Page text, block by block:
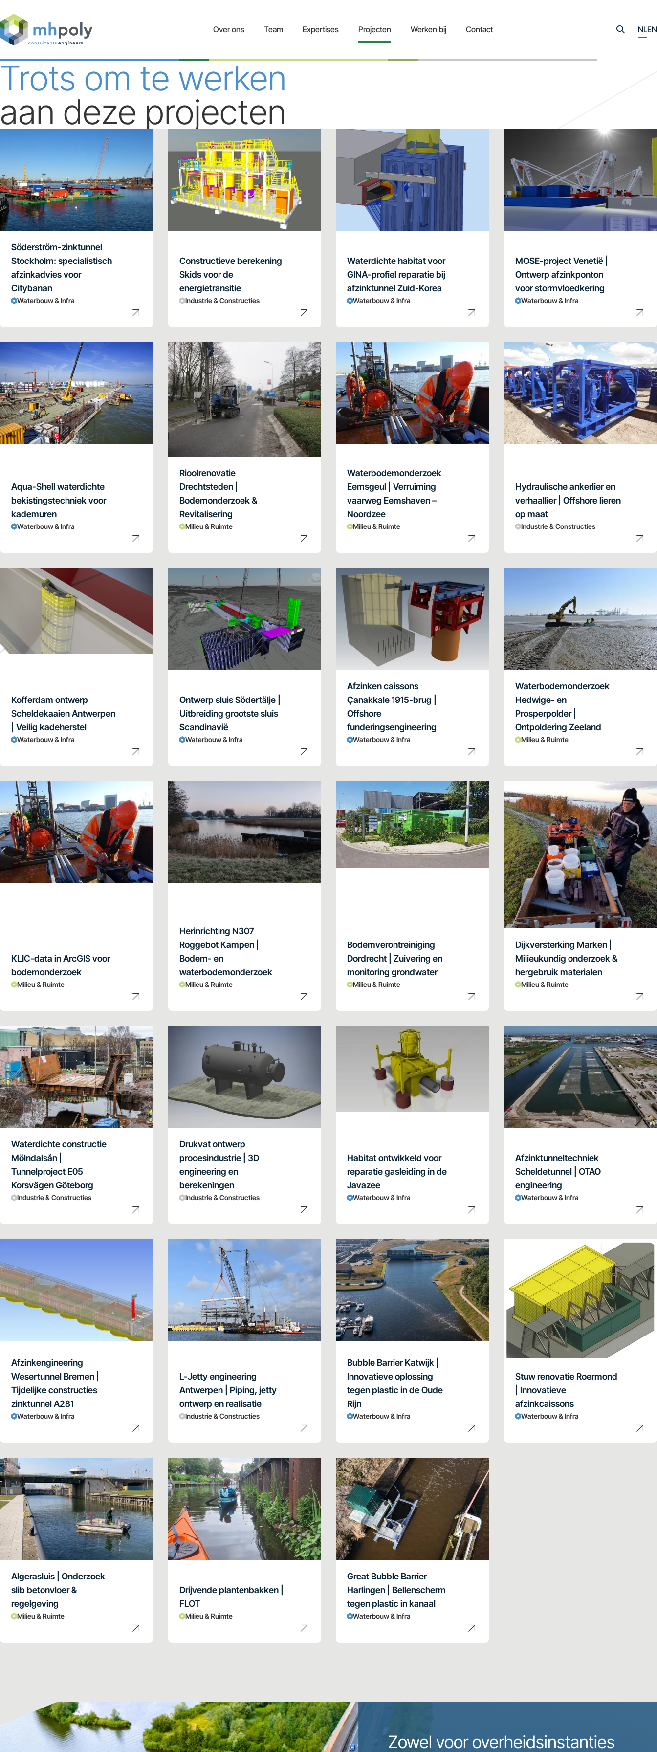
Over ons Team Expertises Projecten Werken bij Contact NLEN
Trots om te werken
aan deze projecten
Söderström-zinktunnel
Stockholm: specialistisch
afzinkadvies voor
Citybanan
Waterbouw & Infra
Constructieve berekening
Skids voor de
energietransitie
Industrie & Constructies
Waterdichte habitat voor
GINA-profiel reparatie bij
afzinktunnel Zuid-Korea
Waterbouw & Infra
MOSE-project Venetië |
Ontwerp afzinkponton
voor stormvloedkering
Waterbouw & Infra
Aqua-Shell waterdichte
bekistingstechniek voor
kademuren
Waterbouw & Infra
Rioolrenovatie
Drechtsteden |
Bodemonderzoek &
Revitalisering
Milieu & Ruimte
Waterbodemonderzoek
Eemsgeul | Verruiming
vaarweg Eemshaven –
Noordzee
Milieu & Ruimte
Hydraulische ankerlier en
verhaallier | Offshore lieren
op maat
Industrie & Constructies
Kofferdam ontwerp
Scheldekaaien Antwerpen
| Veilig kadeherstel
Waterbouw & Infra
Ontwerp sluis Södertälje |
Uitbreiding grootste sluis
Scandinavië
Waterbouw & Infra
Afzinken caissons
Çanakkale 1915-brug |
Offshore
funderingsengineering
Waterbouw & Infra
Waterbodemonderzoek
Hedwige- en
Prosperpolder |
Ontpoldering Zeeland
Milieu & Ruimte
KLIC-data in ArcGIS voor
bodemonderzoek
Milieu & Ruimte
Herinrichting N307
Roggebot Kampen |
Bodem- en
waterbodemonderzoek
Milieu & Ruimte
Bodemverontreiniging
Dordrecht | Zuivering en
monitoring grondwater
Milieu & Ruimte
Dijkversterking Marken |
Milieukundig onderzoek &
hergebruik materialen
Milieu & Ruimte
Waterdichte constructie
Mölndalsån |
Tunnelproject E05
Korsvägen Göteborg
Industrie & Constructies
Drukvat ontwerp
procesindustrie | 3D
engineering en
berekeningen
Industrie & Constructies
Habitat ontwikkeld voor
reparatie gasleiding in de
Javazee
Waterbouw & Infra
Afzinktunneltechniek
Scheldetunnel | OTAO
engineering
Waterbouw & Infra
Afzinkengineering
Wesertunnel Bremen |
Tijdelijke constructies
zinktunnel A281
Waterbouw & Infra
L-Jetty engineering
Antwerpen | Piping, jetty
ontwerp en realisatie
Industrie & Constructies
Bubble Barrier Katwijk |
Innovatieve oplossing
tegen plastic in de Oude
Rijn
Waterbouw & Infra
Stuw renovatie Roermond
| Innovatieve
afzinkcaissons
Waterbouw & Infra
Algerasluis | Onderzoek
slib betonvloer &
regelgeving
Milieu & Ruimte
Drijvende plantenbakken |
FLOT
Milieu & Ruimte
Great Bubble Barrier
Harlingen | Bellenscherm
tegen plastic in kanaal
Waterbouw & Infra
Zowel voor overheidsinstanties